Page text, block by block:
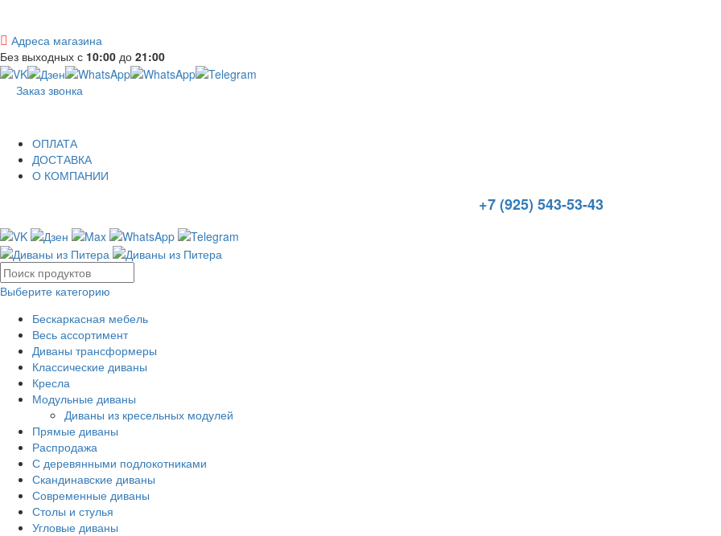
Адреса магазина
Без выходных с 10:00 до 21:00
Заказ звонка
ОПЛАТА
ДОСТАВКА
О КОМПАНИИ
+7 (925) 543-53-43
Выберите категорию
Бескаркасная мебель
Весь ассортимент
Диваны трансформеры
Классические диваны
Кресла
Модульные диваны
Диваны из кресельных модулей
Прямые диваны
Распродажа
С деревянными подлокотниками
Скандинавские диваны
Современные диваны
Столы и стулья
Угловые диваны